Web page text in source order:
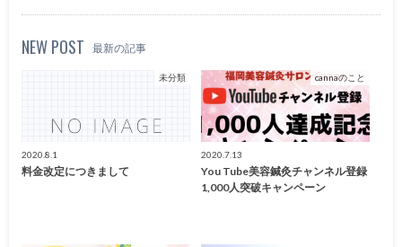
NEW POST 最新の記事
未分類
2020.8.1
料金改定につきまして
cannaのこと
2020.7.13
You Tube美容鍼灸チャンネル登録
1,000人突破キャンペーン